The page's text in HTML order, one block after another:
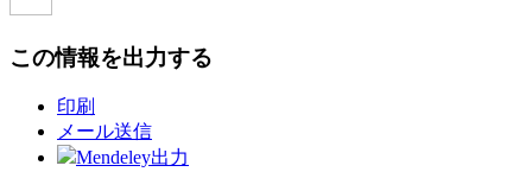
この情報を出力する
印刷
メール送信
Mendeley出力